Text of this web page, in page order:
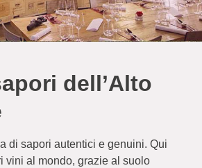
dell’Alto
di sapori autentici e genuini. Qui
vini al mondo, grazie al suolo